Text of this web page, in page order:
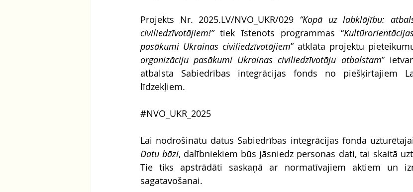
Projekts Nr. 2025.LV/NVO_UKR/029 “Kopā uz labklājību:
civiliedzīvotājiem!” tiek īstenots programmas “
pasākumi Ukrainas civiliedzīvotājiem” atklāta projektu
organizāciju pasākumi Ukrainas civiliedzīvotāju atbalstam”
atbalsta Sabiedrības integrācijas fonds no piešķirtajiem
līdzekļiem.
#NVO_UKR_2025
Lai nodrošinātu datus Sabiedrības integrācijas fonda uzturētajai
Datu bāzi, dalībniekiem būs jāsniedz personas dati, tai skaitā
Tie tiks apstrādāti saskaņā ar normatīvajiem aktiem un
sagatavošanai.